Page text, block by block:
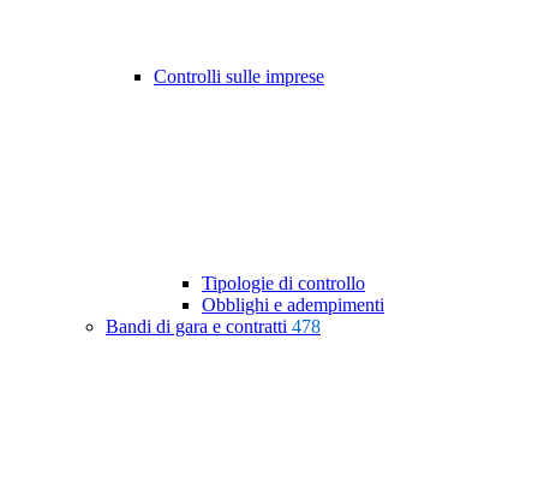
Controlli sulle imprese
Tipologie di controllo
Obblighi e adempimenti
Bandi di gara e contratti 478